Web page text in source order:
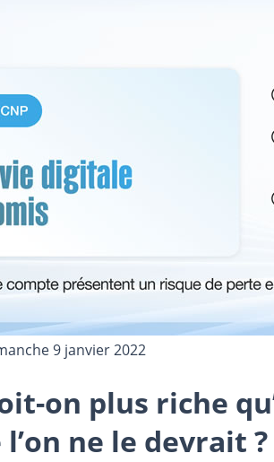
9 janvier 2022
on plus riche
ne le devrait ?